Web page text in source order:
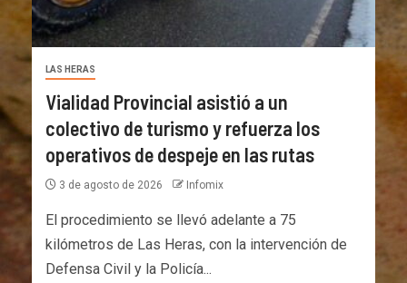
LAS HERAS
Vialidad Provincial asistió a un
colectivo de turismo y refuerza los
operativos de despeje en las rutas
3 de agosto de 2026 Infomix
El procedimiento se llevó adelante a 75
kilómetros de Las Heras, con la intervención de
Defensa Civil y la Policía...